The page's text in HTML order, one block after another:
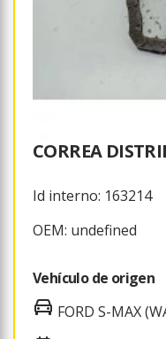
CORREA
Id interno: 163214
OEM: undefined
Vehículo de origen
FORD S-MAX